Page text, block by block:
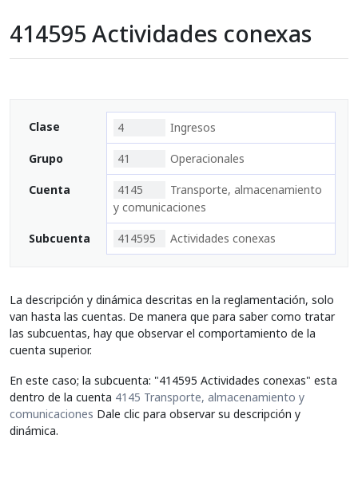
414595 Actividades conexas
Clase 4 Ingresos
Grupo 41 Operacionales
Cuenta 4145
Transporte, almacenamiento
y comunicaciones
Subcuenta 414595 Actividades conexas
La descripción y dinámica descritas en la reglamentación, solo
van hasta las cuentas. De manera que para saber como tratar
las subcuentas, hay que observar el comportamiento de la
cuenta superior.
En este caso; la subcuenta: "414595 Actividades conexas" esta
dentro de la cuenta 4145 Transporte, almacenamiento y
comunicaciones Dale clic para observar su descripción y
dinámica.